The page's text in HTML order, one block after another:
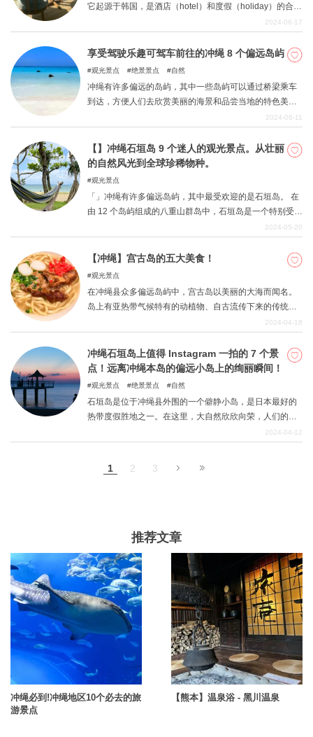
它起源于韩国，是酒店（hotel）和度假（holiday）的合成
词。长崎县因 Huis Ten Bosch 和唐人街而闻名。此外，还
内，有一些推荐给游客的酒店。这里有几家不错的度假酒
店，您不仅可以观光，还可以在此度假。 我想入住一家设
2024-06-17
享受驾驶乐趣可驾车前往的冲绳 8 个偏远岛屿
观光景点 绝景景点 自然
冲绳有许多偏远的岛屿，其中一些岛屿可以通过桥梁乘车
到达，方便人们去欣赏美丽的海景和品尝当地的特色美
食。 本文将介绍从冲绳本岛驾车出发可到达的偏远岛屿。
乐趣吧。
2024-06-11
【】冲绳石垣岛 9 个迷人的观光景点。从壮丽
的自然风光到全球珍稀物种。
观光景点
「」冲绳有许多偏远岛屿，其中最受欢迎的是石垣岛。 在
由 12 个岛屿组成的八重山群岛中，石垣岛是一个特别受欢
介绍石垣岛 9 个极具吸引力的旅游景点。 石灰岩洞穴的神
秘氛围和令人目不暇接的壮观景色会让您忘记日常生活的
2024-05-20
【冲绳】宫古岛的五大美食！
观光景点
在冲绳县众多偏远岛屿中，宫古岛以美丽的大海而闻名。
岛上有亚热带气候特有的动植物、自古流传下来的传统手
工艺品和悠闲的市容等，充满了魅力。下面推荐宫古岛上
2024-04-18
冲绳石垣岛上值得 Instagram 一拍的 7 个景
点！远离冲绳本岛的偏远小岛上的绚丽瞬间！
观光景点 绝景景点 自然
石垣岛是位于冲绳县外围的一个僻静小岛，是日本最好的
热带度假胜地之一。在这里，大自然欣欣向荣，人们的心
灵得到抚慰，纯净的景色会让你回到童年。所有景点都闪
趣。
2024-04-12
1 2 3
推荐文章
冲绳必到!冲绳地区10个必去的旅
游景点
【熊本】温泉浴 - 黑川温泉